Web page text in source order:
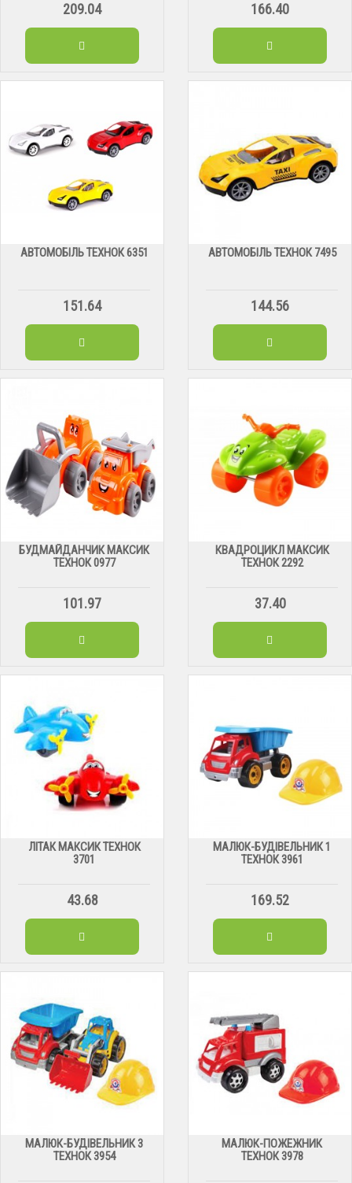
209.04 166.40
АВТОМОБІЛЬ ТЕХНОК 6351
151.64
АВТОМОБІЛЬ ТЕХНОК 7495
144.56
БУДМАЙДАНЧИК МАКСИК
ТЕХНОК 0977
101.97
КВАДРОЦИКЛ МАКСИК
ТЕХНОК 2292
37.40
ЛІТАК МАКСИК ТЕХНОК
3701
43.68
МАЛЮК-БУДІВЕЛЬНИК 1
ТЕХНОК 3961
169.52
МАЛЮК-БУДІВЕЛЬНИК 3
ТЕХНОК 3954
МАЛЮК-ПОЖЕЖНИК
ТЕХНОК 3978